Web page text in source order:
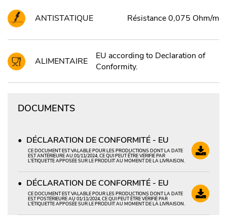
ANTISTATIQUE Résistance 0,075 Ohm/m
ALIMENTAIRE
EU according to Declaration of
Conformity.
DOCUMENTS
DÉCLARATION DE CONFORMITÉ - EU
CE DOCUMENT EST VALABLE POUR LES PRODUCTIONS DONT LA DATE
EST ANTÉRIEURE AU 01/11/2024, CE QUI PEUT ÊTRE VÉRIFIÉ PAR
L'ÉTIQUETTE APPOSÉE SUR LE PRODUIT AU MOMENT DE LA LIVRAISON.
DÉCLARATION DE CONFORMITÉ - EU
CE DOCUMENT EST VALABLE POUR LES PRODUCTIONS DONT LA DATE
EST POSTÉRIEURE AU 01/11/2024, CE QUI PEUT ÊTRE VÉRIFIÉ PAR
L'ÉTIQUETTE APPOSÉE SUR LE PRODUIT AU MOMENT DE LA LIVRAISON.